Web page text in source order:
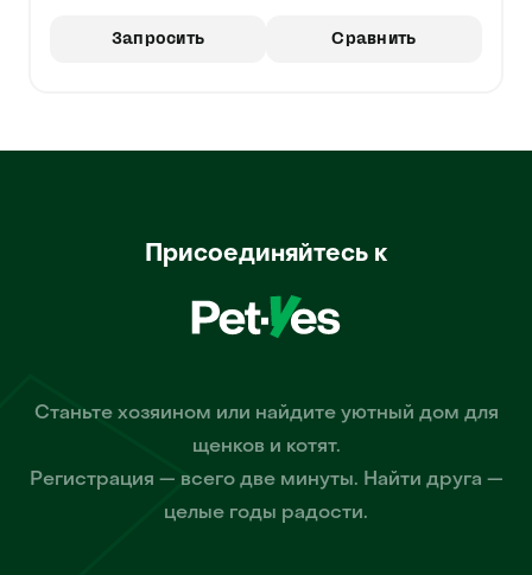
Запросить Сравнить
Присоединяйтесь к
Станьте хозяином или найдите уютный дом для
щенков и котят.
Регистрация — всего две минуты. Найти друга —
целые годы радости.